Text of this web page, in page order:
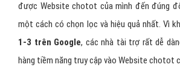
được Website chotot của mình đến đúng
một cách có chọn lọc và hiệu quả nhất. Vì
1-3 trên Google, các nhà tài trợ rất dễ
hàng tiềm năng truy cập vào Website chotot